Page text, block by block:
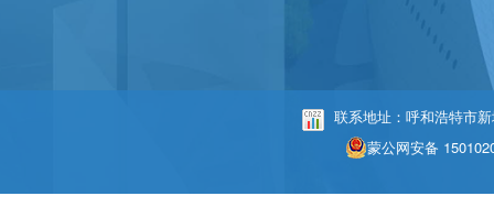
联系地址：呼和浩特市
蒙公网安备